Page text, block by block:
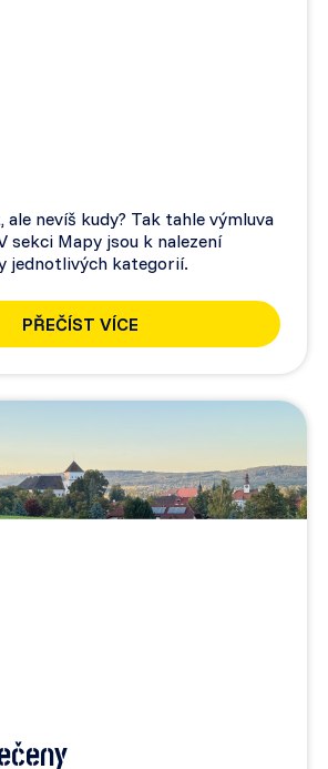
ale nevíš kudy? Tak tahle výmluva
sekci Mapy jsou k nalezení
jednotlivých kategorií.
PŘEČÍST VÍCE